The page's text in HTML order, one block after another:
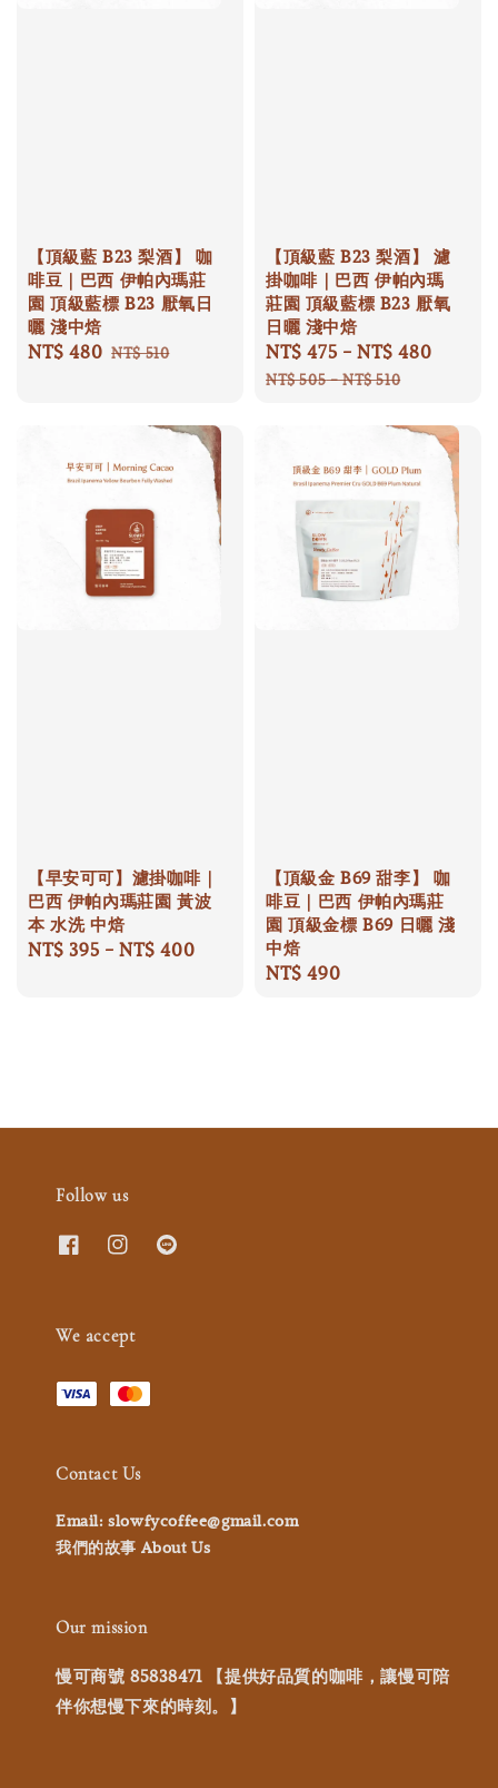
【頂級藍 B23 梨酒】 咖
啡豆｜巴西 伊帕內瑪莊
園 頂級藍標 B23 厭氧日
曬 淺中焙
Sale
NT$ 480 Regular
NT$ 510
【頂級藍 B23 梨酒】 濾
掛咖啡｜巴西 伊帕內瑪
莊園 頂級藍標 B23 厭氧
日曬 淺中焙
Sale
price
NT$ 475 -NT$ 480
NT$ 505-NT$ 510
【早安可可】濾掛咖啡｜
巴西 伊帕內瑪莊園 黃波
本 水洗 中焙
Regular
NT$ 395 -NT$ 400
【頂級金 B69 甜李】 咖
啡豆｜巴西 伊帕內瑪莊
園 頂級金標 B69 日曬 淺
中焙
Regular
NT$ 490
Follow us
We accept
Contact Us
Email: slowfycoffee@gmail.com
我們的故事 About Us
Our mission
慢可商號 85838471 【提供好品質的咖啡，讓慢可陪
伴你想慢下來的時刻。】